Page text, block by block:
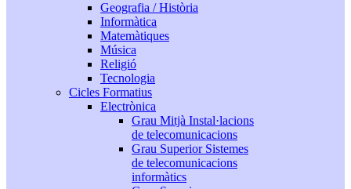
Geografia / Història
Informàtica
Matemàtiques
Música
Religió
Tecnologia
Cicles Formatius
Electrònica
Grau Mitjà Instal·lacions
de telecomunicacions
Grau Superior Sistemes
de telecomunicacions
informàtics